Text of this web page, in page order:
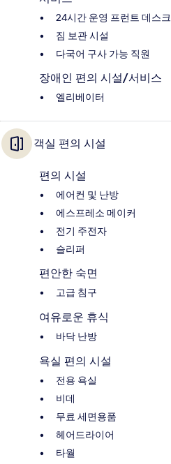
24시간 운영 프런트 데스크
짐 보관 시설
다국어 구사 가능 직원
장애인 편의 시설/서비스
엘리베이터
객실 편의 시설
편의 시설
에어컨 및 난방
에스프레소 메이커
전기 주전자
슬리퍼
편안한 숙면
고급 침구
여유로운 휴식
바닥 난방
욕실 편의 시설
전용 욕실
비데
무료 세면용품
헤어드라이어
타월